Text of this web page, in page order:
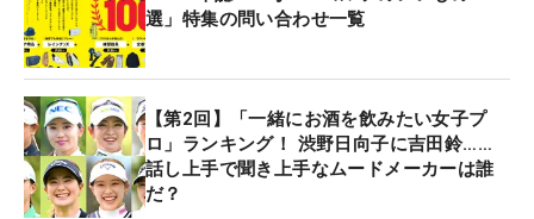
選」特集の問い合わせ一覧
【第2回】「一緒にお酒を飲みたい女子プ
ロ」ランキング！ 渋野日向子に吉田鈴……
話し上手で聞き上手なムードメーカーは誰
だ？